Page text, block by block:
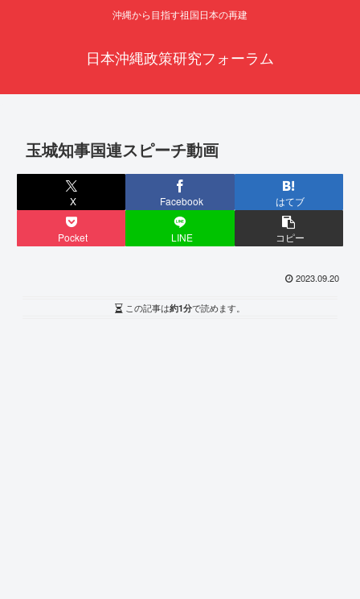
沖縄から目指す祖国日本の再建
日本沖縄政策研究フォーラム
玉城知事国連スピーチ動画
X Facebook はてブ
Pocket LINE コピー
2023.09.20
この記事は約1分で読めます。